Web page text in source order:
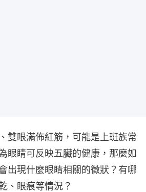
雙眼滿佈紅筋，可能是上班族常
眼睛可反映五臟的健康，那麼如
出現什麼眼睛相關的徵狀？有哪
、眼痕等情況？